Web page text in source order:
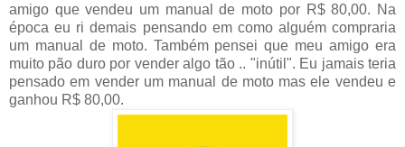
amigo que vendeu um manual de moto por R$ 80,00. Na
época eu ri demais pensando em como alguém compraria
um manual de moto. Também pensei que meu amigo era
muito pão duro por vender algo tão .. "inútil". Eu jamais teria
pensado em vender um manual de moto mas ele vendeu e
ganhou R$ 80,00.